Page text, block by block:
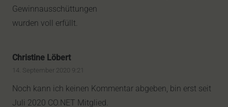
Gewinnausschüttungen
wurden voll erfüllt.
Christine Löbert
14. September 2020 9:21
Noch kann ich keinen Kommentar abgeben, bin erst seit
Juli 2020 CO.NET Mitglied.